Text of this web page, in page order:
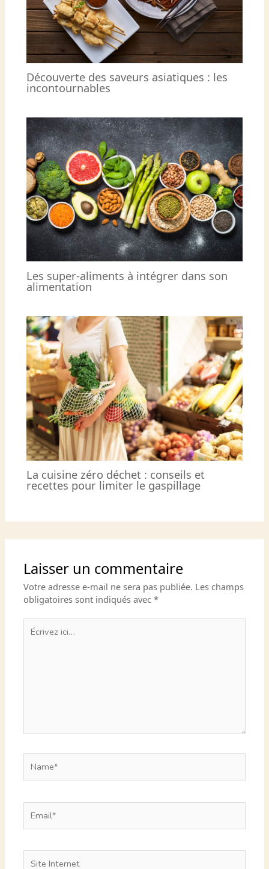
Découverte des saveurs asiatiques : les
incontournables
Les super-aliments à intégrer dans son
alimentation
La cuisine zéro déchet : conseils et
recettes pour limiter le gaspillage
Laisser un commentaire
Votre adresse e-mail ne sera pas publiée. Les champs
obligatoires sont indiqués avec*
Écrivez
ici…